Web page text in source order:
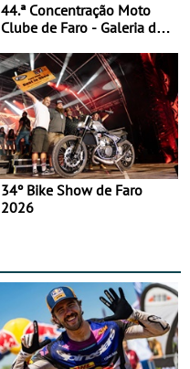
44.ª Concentração Moto
Clube de Faro - Galeria de
34º Bike Show de Faro
2026